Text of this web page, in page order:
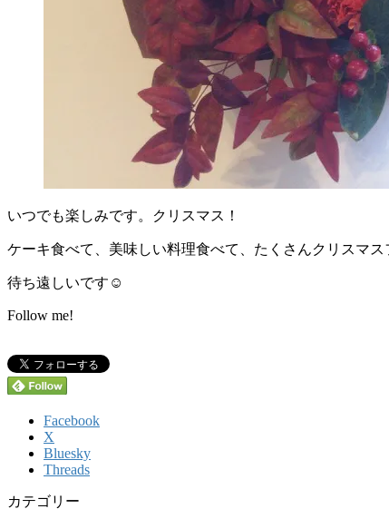
いつでも楽しみです。クリスマス！
ケーキ食べて、美味しい料理食べて、たくさんクリスマ
待ち遠しいです☺️
Follow me!
Facebook
X
Bluesky
Threads
カテゴリー